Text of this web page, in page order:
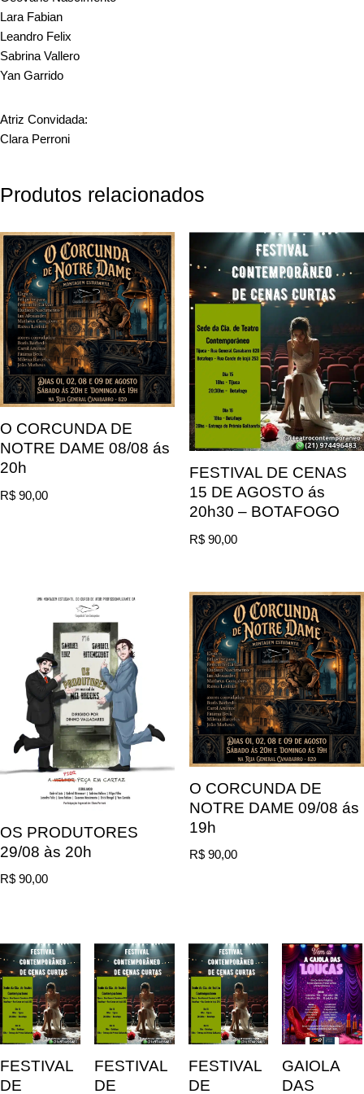
Lara Fabian
Leandro Felix
Sabrina Vallero
Yan Garrido
Atriz Convidada:
Clara Perroni
Produtos relacionados
O CORCUNDA DE
NOTRE DAME 08/08 ás
20h
R$ 90,00
FESTIVAL DE CENAS
15 DE AGOSTO ás
20h30 – BOTAFOGO
R$90,00
OS PRODUTORES
29/08 às 20h
R$ 90,00
O CORCUNDA DE
NOTRE DAME 09/08 ás
19h
R$90,00
FESTIVAL
DE
FESTIVAL
DE
FESTIVAL
DE
GAIOLA
DAS